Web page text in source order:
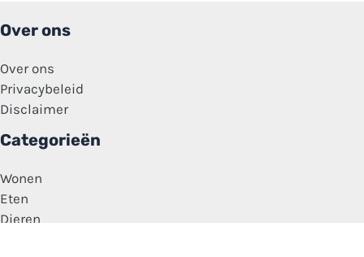
Over ons
Over ons
Privacybeleid
Disclaimer
Categorieën
Wonen
Eten
Dieren